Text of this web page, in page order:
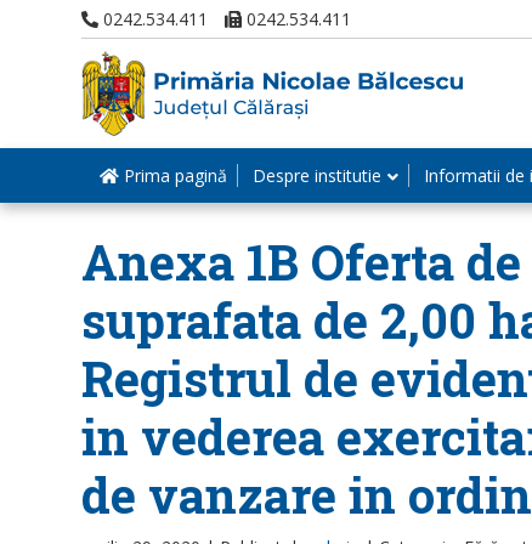
0242.534.411 0242.534.411
Prima pagină Despre institutie Informatii de
Anexa 1B Oferta
suprafata de 2,00
Registrul de
in vederea
de vanzare in